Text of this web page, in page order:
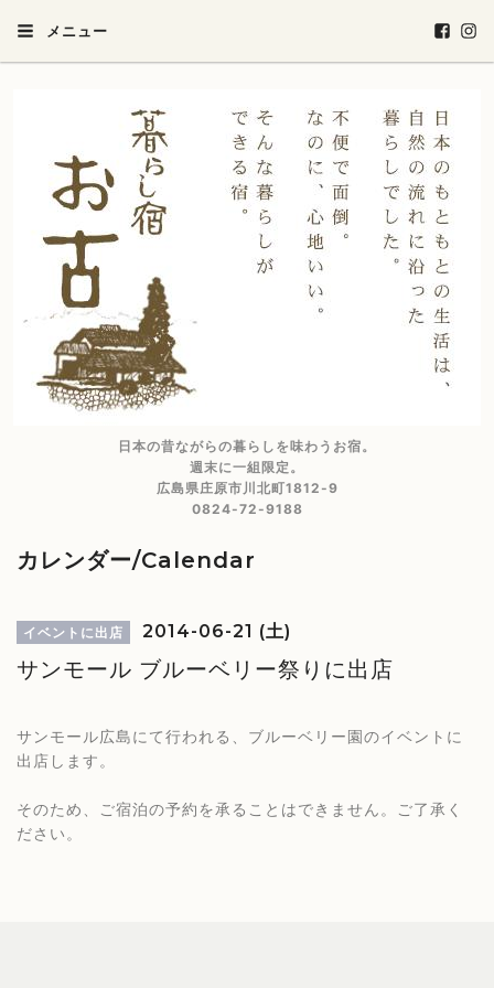
メニュー
日本の昔ながらの暮らしを味わうお宿。
週末に一組限定。
広島県庄原市川北町1812-9
0824-72-9188
カレンダー/Calendar
イベントに出店 2014-06-21 (土)
サンモール ブルーベリー祭りに出店
サンモール広島にて行われる、ブルーベリー園のイベントに
出店します。
そのため、ご宿泊の予約を承ることはできません。ご了承く
ださい。